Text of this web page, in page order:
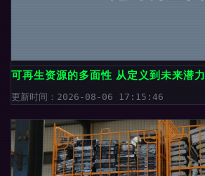
可再生资源的多面性 从定义到未来潜力
更新时间：2026-08-06 17:15:46